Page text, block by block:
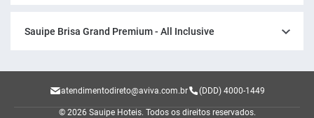
Sauipe Brisa Grand Premium - All Inclusive
atendimentodireto@aviva.com.br (DDD) 4000-1449
© 2026 Sauipe Hoteis. Todos os direitos reservados.